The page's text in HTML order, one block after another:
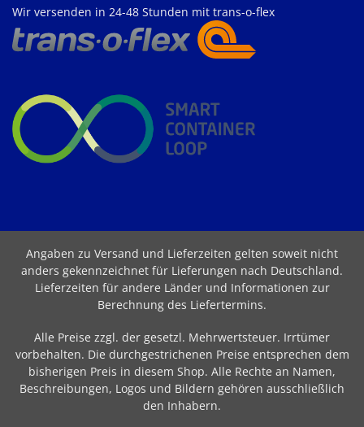
Wir versenden in 24-48 Stunden mit trans-o-flex
Angaben zu Versand und Lieferzeiten gelten soweit nicht
anders gekennzeichnet für Lieferungen nach Deutschland.
Lieferzeiten für andere Länder und Informationen zur
Berechnung des Liefertermins.
Alle Preise zzgl. der gesetzl. Mehrwertsteuer. Irrtümer
vorbehalten. Die durchgestrichenen Preise entsprechen dem
bisherigen Preis in diesem Shop. Alle Rechte an Namen,
Beschreibungen, Logos und Bildern gehören ausschließlich
den Inhabern.